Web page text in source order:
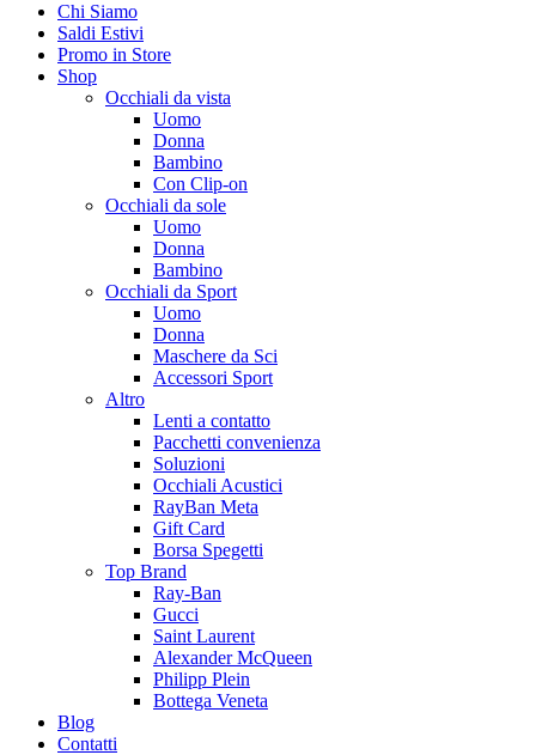
Chi Siamo
Saldi Estivi
Promo in Store
Shop
Occhiali da vista
Uomo
Donna
Bambino
Con Clip-on
Occhiali da sole
Uomo
Donna
Bambino
Occhiali da Sport
Uomo
Donna
Maschere da Sci
Accessori Sport
Altro
Lenti a contatto
Pacchetti convenienza
Soluzioni
Occhiali Acustici
RayBan Meta
Gift Card
Borsa Spegetti
Top Brand
Ray-Ban
Gucci
Saint Laurent
Alexander McQueen
Philipp Plein
Bottega Veneta
Blog
Contatti